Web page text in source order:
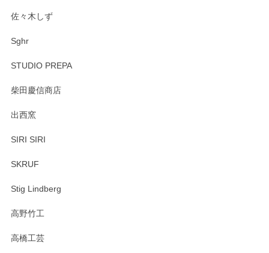
佐々木しず
Sghr
STUDIO PREPA
柴田慶信商店
出西窯
SIRI SIRI
SKRUF
Stig Lindberg
高野竹工
高橋工芸